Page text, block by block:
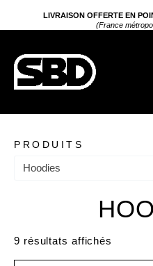
au
LIVRAISON OFFERTE EN
(France
PRODUITS
Hoodies
9 résultats affichés